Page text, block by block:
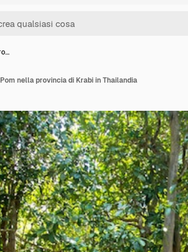
nella provincia di Krabi in Thailandia